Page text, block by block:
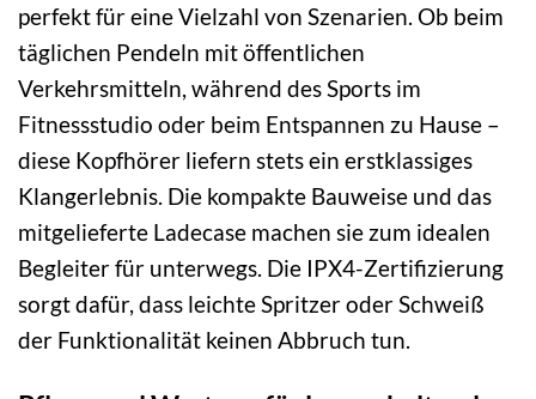
perfekt für eine Vielzahl von Szenarien. Ob beim
täglichen Pendeln mit öffentlichen
Verkehrsmitteln, während des Sports im
Fitnessstudio oder beim Entspannen zu Hause –
diese Kopfhörer liefern stets ein erstklassiges
Klangerlebnis. Die kompakte Bauweise und das
mitgelieferte Ladecase machen sie zum idealen
Begleiter für unterwegs. Die IPX4-Zertifizierung
sorgt dafür, dass leichte Spritzer oder Schweiß
der Funktionalität keinen Abbruch tun.